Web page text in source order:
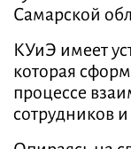
Самарской
КУиЭ имеет
которая
процессе
сотрудников и